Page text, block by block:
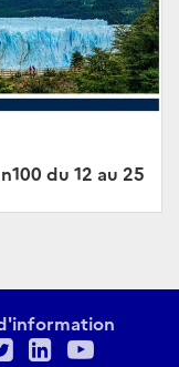
du 12 au 25
TwitterLinkedIn